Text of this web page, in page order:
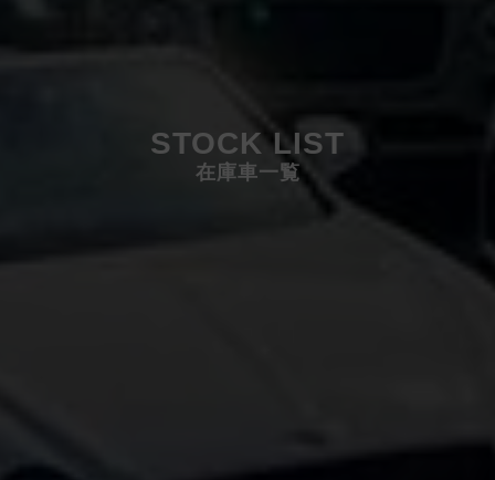
STOCK LIST
在庫車一覧